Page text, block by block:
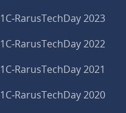
1C‑RarusTechDay 2023
1C‑RarusTechDay 2022
1C‑RarusTechDay 2021
1C‑RarusTechDay 2020